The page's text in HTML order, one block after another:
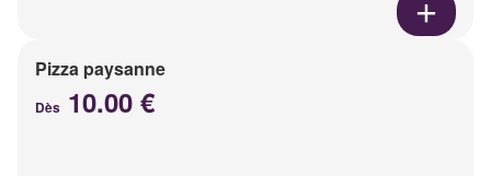
Pizza paysanne
Dès 10.00 €